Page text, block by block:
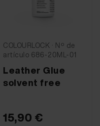
COLOURLOCK · Nº de
artículo 686-20ML-01
Leather Glue
solvent free
15,90 €